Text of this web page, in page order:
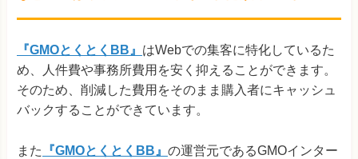
『GMOとくとくBB』 はWebでの集客に特化しているた
め、人件費や事務所費用を安く抑えることができます。
そのため、削減した費用をそのまま購入者にキャッシュ
バックすることができています。
また 『GMOとくとくBB』 の運営元であるGMOインター